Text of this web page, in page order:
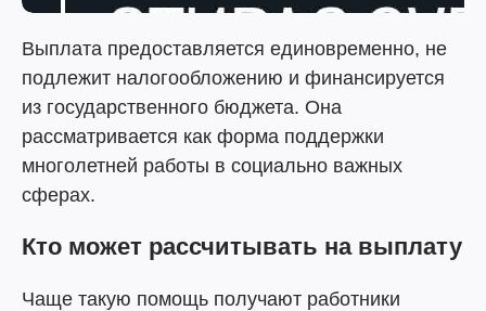
Выплата предоставляется единовременно, не
подлежит налогообложению и финансируется
из государственного бюджета. Она
рассматривается как форма поддержки
многолетней работы в социально важных
сферах.
Кто может рассчитывать на выплату
Чаще такую помощь получают работники